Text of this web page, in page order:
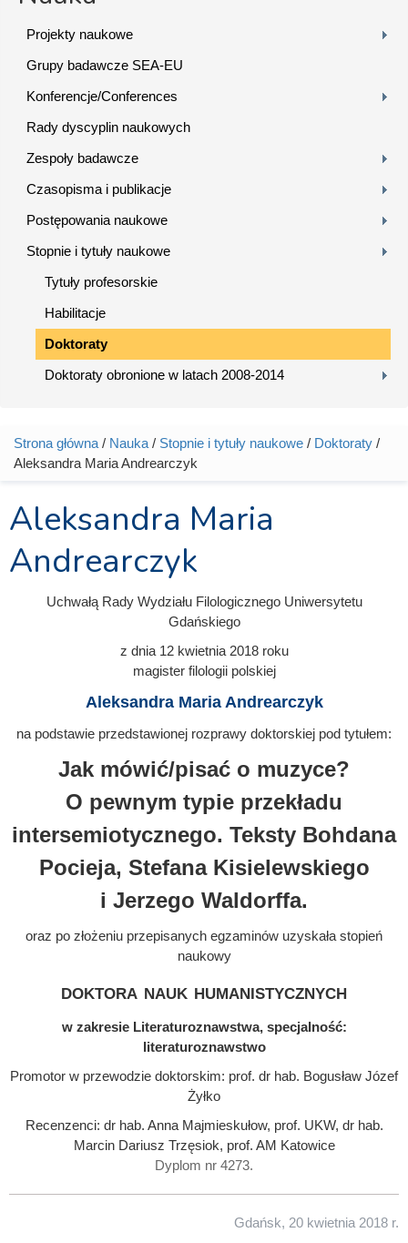
Projekty naukowe
Grupy badawcze SEA-EU
Konferencje/Conferences
Rady dyscyplin naukowych
Zespoły badawcze
Czasopisma i publikacje
Postępowania naukowe
Stopnie i tytuły naukowe
Tytuły profesorskie
Habilitacje
Doktoraty
Doktoraty obronione w latach 2008-2014
Jesteś tutaj
Strona główna / Nauka / Stopnie i tytuły naukowe / Doktoraty /
Aleksandra Maria Andrearczyk
Aleksandra Maria
Andrearczyk
Uchwałą Rady Wydziału Filologicznego Uniwersytetu
Gdańskiego
z dnia 12 kwietnia 2018roku
magister filologii polskiej
Aleksandra Maria Andrearczyk
na podstawie przedstawionej rozprawy doktorskiej pod tytułem:
Jak mówić/pisać o muzyce?
O pewnym typie przekładu
intersemiotycznego. Teksty Bohdana
Pocieja, Stefana Kisielewskiego
i Jerzego Waldorffa.
oraz po złożeniu przepisanych egzaminów uzyskała stopień
naukowy
doktora nauk humanistycznych
w zakresie Literaturoznawstwa, specjalność:
literaturoznawstwo
Promotor w przewodzie doktorskim: prof. dr hab. Bogusław Józef
Żyłko
Recenzenci: dr hab. Anna Majmieskułow, prof. UKW, dr hab.
Marcin Dariusz Trzęsiok, prof. AM Katowice
Dyplom nr 4273.
Gdańsk, 20 kwietnia 2018 r.